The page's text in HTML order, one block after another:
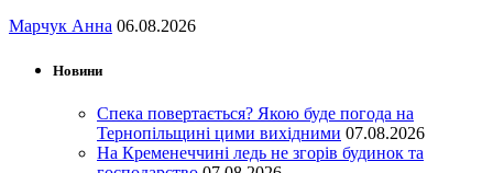
Марчук Анна 06.08.2026
Новини
Спека повертається? Якою буде погода на
Тернопільщині цими вихідними 07.08.2026
На Кременеччині ледь не згорів будинок та